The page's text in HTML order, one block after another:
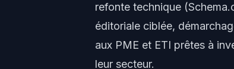
refonte technique
éditoriale ciblée,
aux PME et ETI prêtes à
leur secteur.